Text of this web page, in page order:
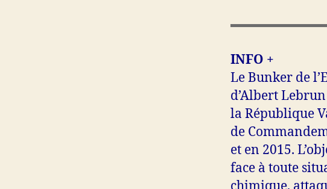
INFO +
Le Bunker de
d’Albert
la République
de
et en 2015.
face à toute